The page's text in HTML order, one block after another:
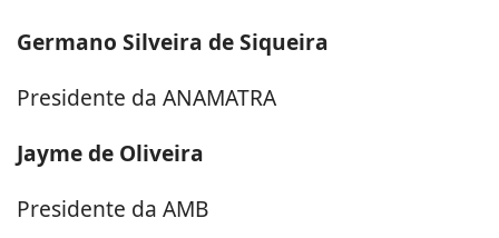
Germano Silveira de Siqueira
Presidente da ANAMATRA
Jayme de Oliveira
Presidente da AMB